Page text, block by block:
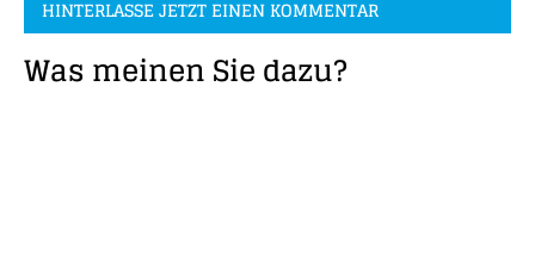
HINTERLASSE JETZT EINEN KOMMENTAR
Was meinen Sie dazu?